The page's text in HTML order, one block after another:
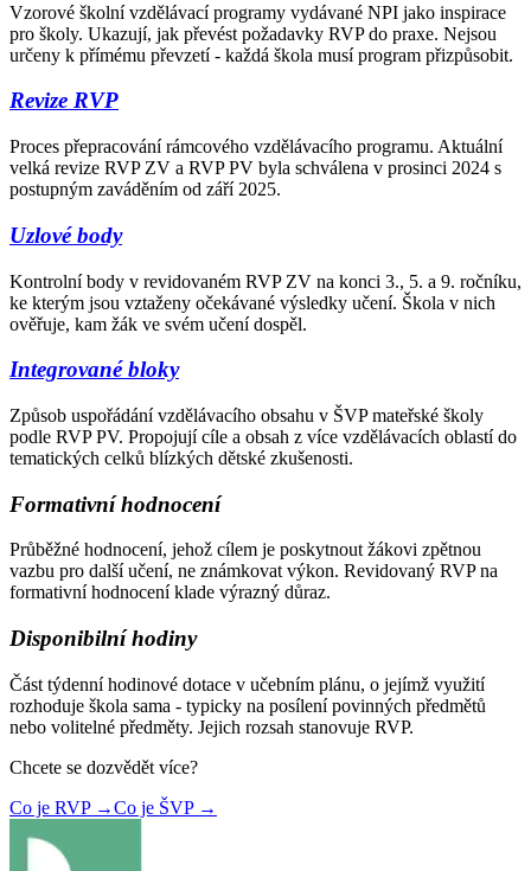
Vzorové školní vzdělávací programy vydávané NPI jako inspirace
pro školy. Ukazují, jak převést požadavky RVP do praxe. Nejsou
určeny k přímému převzetí - každá škola musí program přizpůsobit.
Revize RVP
Proces přepracování rámcového vzdělávacího programu. Aktuální
velká revize RVP ZV a RVP PV byla schválena v prosinci 2024 s
postupným zaváděním od září 2025.
Uzlové body
Kontrolní body v revidovaném RVP ZV na konci 3., 5. a 9. ročníku,
ke kterým jsou vztaženy očekávané výsledky učení. Škola v nich
ověřuje, kam žák ve svém učení dospěl.
Integrované bloky
Způsob uspořádání vzdělávacího obsahu v ŠVP mateřské školy
podle RVP PV. Propojují cíle a obsah z více vzdělávacích oblastí do
tematických celků blízkých dětské zkušenosti.
Formativní hodnocení
Průběžné hodnocení, jehož cílem je poskytnout žákovi zpětnou
vazbu pro další učení, ne známkovat výkon. Revidovaný RVP na
formativní hodnocení klade výrazný důraz.
Disponibilní hodiny
Část týdenní hodinové dotace v učebním plánu, o jejímž využití
rozhoduje škola sama - typicky na posílení povinných předmětů
nebo volitelné předměty. Jejich rozsah stanovuje RVP.
Chcete se dozvědět více?
Co je RVP →Co je ŠVP →